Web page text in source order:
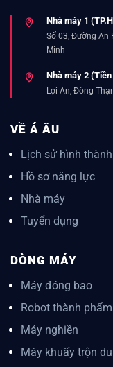
Nhà máy 1
Số 03, Đường An
Minh
Nhà máy 2 (Tiền
Lợi An, Đông
VỀ Á ÂU
Lịch sử hình thành
Hồ sơ năng lực
Nhà máy
Tuyển dụng
DÒNG MÁY
Máy đóng bao
Robot thành phẩm
Máy nghiền
Máy khuấy trộn